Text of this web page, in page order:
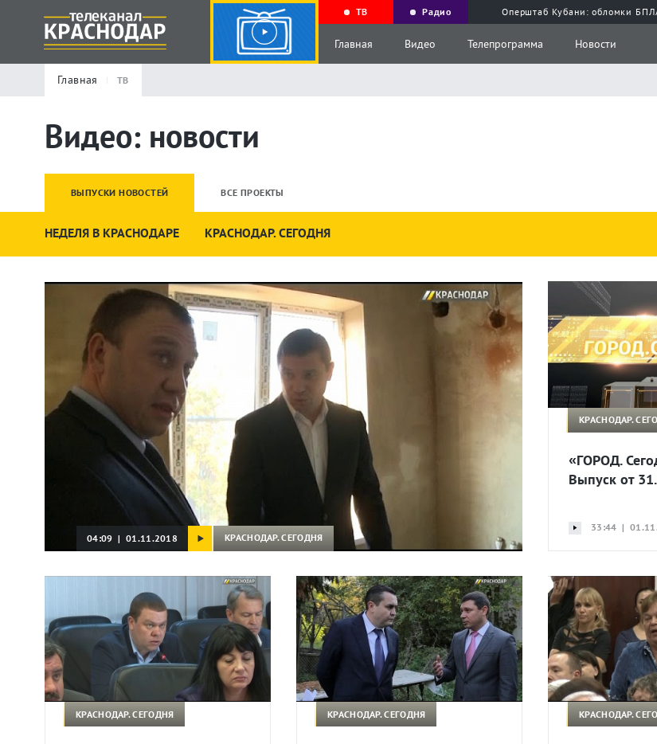
ТВ Радио Оперштаб Кубани: обломки
Главная Видео Телепрограмма Новости
Главная ТВ
Видео: новости
ВЫПУСКИ НОВОСТЕЙ ВСЕ ПРОЕКТЫ
НЕДЕЛЯ В КРАСНОДАРЕ КРАСНОДАР. СЕГОДНЯ
04:09 | 01.11.2018 КРАСНОДАР. СЕГОДНЯ
КРАСНОДАР.
«ГОРОД.
Выпуск от
33:44 |
КРАСНОДАР. СЕГОДНЯ КРАСНОДАР. СЕГОДНЯ КРАСНОДАР.